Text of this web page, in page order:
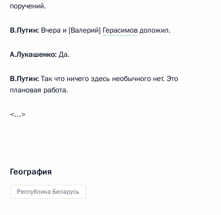
поручений.
В.Путин: Вчера и [Валерий] Герасимов доложил.
А.Лукашенко: Да.
В.Путин: Так что ничего здесь необычного нет. Это
плановая работа.
<…>
География
Республика Беларусь